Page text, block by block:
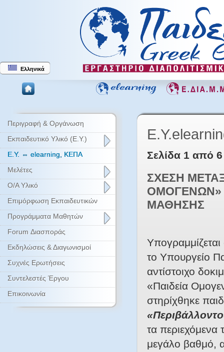
Ελληνικά
Περιγραφή & Οργάνωση
Εκπαιδευτικό Υλικό (Ε.Υ.)
Ε.Υ. ⇔ elearning, ΚΕΠΑ
Μελέτες
Ο/Α Υλικό
Επιμόρφωση Εκπαιδευτικών
Προγράμματα Μαθητών
Forum Διασποράς
Εκδηλώσεις & Διαγωνισμοί
Συχνές Ερωτήσεις
Συντελεστές Έργου
Επικοινωνία
Σελίδα 1 από 6
ΣΧΕΣΗ
ΟΜΟΓΕΝΩΝ»
ΜΑΘΗΣΗΣ
Υπογραμμίζεται
το Υπουργείο
αντίστοιχο
«Παιδεία
στηρίχθηκε
τα
μεγάλο βαθμό,